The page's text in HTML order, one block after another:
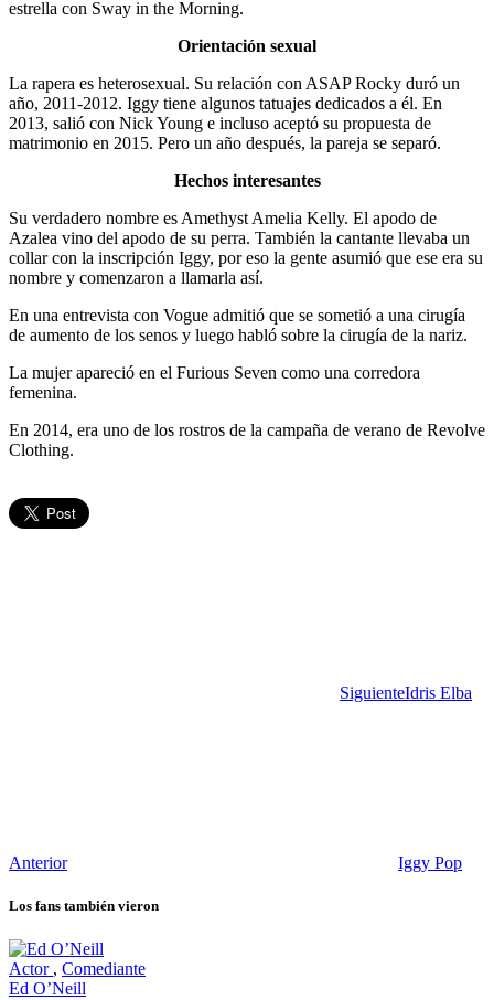
estrella con Sway in the Morning.
Orientación sexual
La rapera es heterosexual. Su relación con ASAP Rocky duró un
año, 2011-2012. Iggy tiene algunos tatuajes dedicados a él. En
2013, salió con Nick Young e incluso aceptó su propuesta de
matrimonio en 2015. Pero un año después, la pareja se separó.
Hechos interesantes
Su verdadero nombre es Amethyst Amelia Kelly. El apodo de
Azalea vino del apodo de su perra. También la cantante llevaba un
collar con la inscripción Iggy, por eso la gente asumió que ese era su
nombre y comenzaron a llamarla así.
En una entrevista con Vogue admitió que se sometió a una cirugía
de aumento de los senos y luego habló sobre la cirugía de la nariz.
La mujer apareció en el Furious Seven como una corredora
femenina.
En 2014, era uno de los rostros de la campaña de verano de Revolve
Clothing.
SiguienteIdris Elba
Anterior Iggy Pop
Los fans también vieron
Actor , Comediante
Ed O’Neill